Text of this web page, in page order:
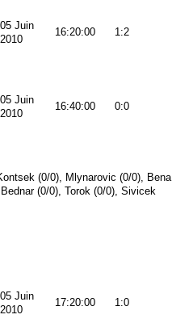
05 Juin
2010
16:20:00 1:2
05 Juin
2010
16:40:00 0:0
(0/0), Mlynarovic (0/0), Bena
(0/0), Torok (0/0), Sivicek
05 Juin
2010
17:20:00 1:0